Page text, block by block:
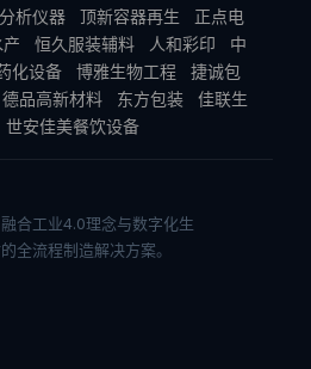
析仪器 顶新容器再生
正点电
恒久服装辅料 人和彩印
中
化设备 博雅生物工程
捷诚包
德品高新材料 东方包装
佳联生
世安佳美餐饮设备
合工业4.0理念与数字化生
全流程制造解决方案。